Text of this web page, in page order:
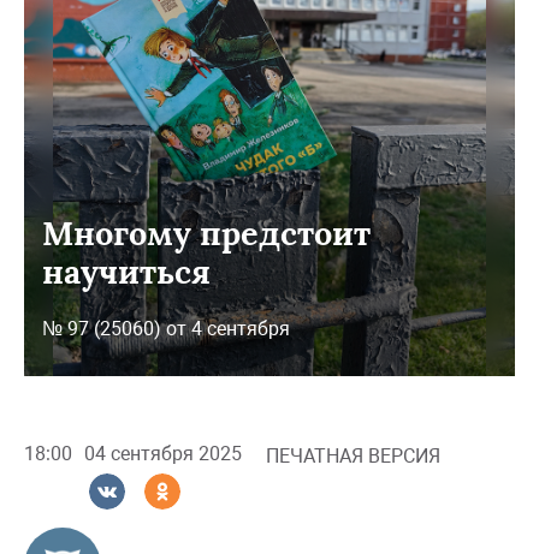
Многому предстоит
научиться
№ 97 (25060) от 4 сентября
18:00 04 сентября 2025 ПЕЧАТНАЯ ВЕРСИЯ